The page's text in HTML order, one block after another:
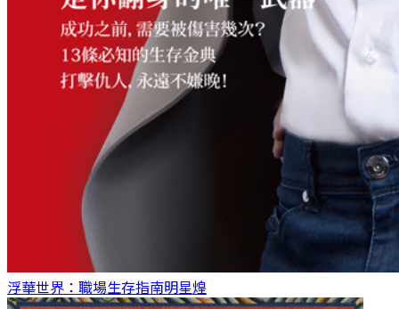
浮華世界：職場生存指南明星煌